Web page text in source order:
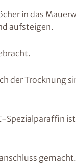
in das
aufsteigen.
der Trocknung
gemacht.